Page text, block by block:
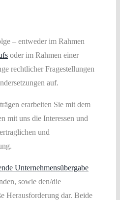
– entweder im Rahmen
oder im Rahmen einer
rechtlicher Fragestellungen
auf.
erarbeiten Sie mit dem
mit uns die Interessen und
und
Unternehmensübergabe
sowie den/die
Herausforderung dar. Beide